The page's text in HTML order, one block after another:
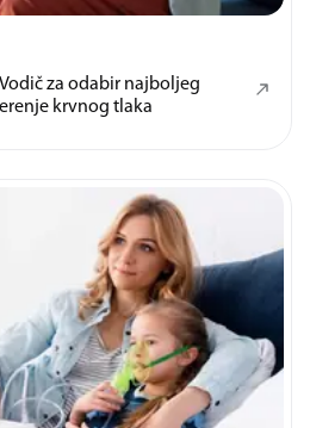
za odabir najboljeg
krvnog tlaka